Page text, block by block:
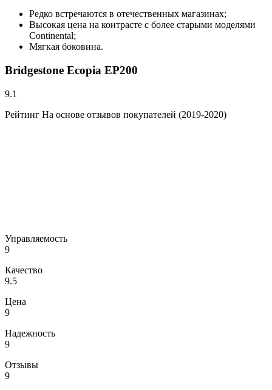
Редко встречаются в отечественных магазинах;
Высокая цена на контрасте с более старыми моделями
Continental;
Мягкая боковина.
Bridgestone Ecopia EP200
9.1
Рейтинг На основе отзывов покупателей (2019-2020)
Управляемость
9
Качество
9.5
Цена
9
Надежность
9
Отзывы
9